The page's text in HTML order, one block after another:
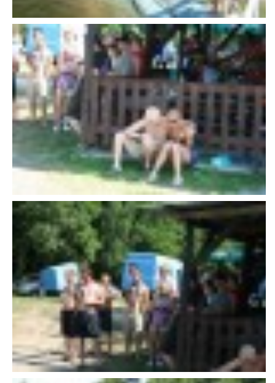
LETNÍ AREÁL U NÁDRŽKY
HISTORIE
VAROVÁNÍ OBYVATELSTVA
HASIČSKÉ DESATERO
SVATÝ FLORIÁN
ODKAZY NA WWW.STRÁNKY
Kontakt
SDH Licomělice
538 03 Heřmanův Městec
Bankovní spojení:
224985128/0600
IČO: 64782832
Gmail: sdhlicomelice@gmail.com
607 276 682 - starosta SDH